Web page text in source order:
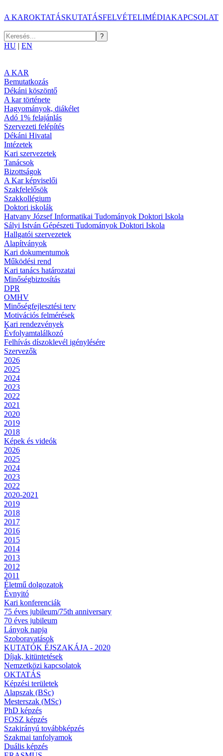
A KAROKTATÁSKUTATÁSFELVÉTELIMÉDIAKAPCSOLAT
HU | EN
A KAR
Bemutatkozás
Dékáni köszöntő
A kar története
Hagyományok, diákélet
Adó 1% felajánlás
Szervezeti felépítés
Dékáni Hivatal
Intézetek
Kari szervezetek
Tanácsok
Bizottságok
A Kar képviselői
Szakfelelősök
Szakkollégium
Doktori iskolák
Hatvany József Informatikai Tudományok Doktori Iskola
Sályi István Gépészeti Tudományok Doktori Iskola
Hallgatói szervezetek
Alapítványok
Kari dokumentumok
Működési rend
Kari tanács határozatai
Minőségbiztosítás
DPR
OMHV
Minőségfejlesztési terv
Motivációs felmérések
Kari rendezvények
Évfolyamtalálkozó
Felhívás díszoklevél igénylésére
Szervezők
2026
2025
2024
2023
2022
2021
2020
2019
2018
Képek és videók
2026
2025
2024
2023
2022
2020-2021
2019
2018
2017
2016
2015
2014
2013
2012
2011
Életmű dolgozatok
Évnyitó
Kari konferenciák
75 éves jubileum/75th anniversary
70 éves jubileum
Lányok napja
Szoboravatások
KUTATÓK ÉJSZAKÁJA - 2020
Díjak, kitüntetések
Nemzetközi kapcsolatok
OKTATÁS
Képzési területek
Alapszak (BSc)
Mesterszak (MSc)
PhD képzés
FOSZ képzés
Szakirányú továbbképzés
Szakmai tanfolyamok
Duális képzés